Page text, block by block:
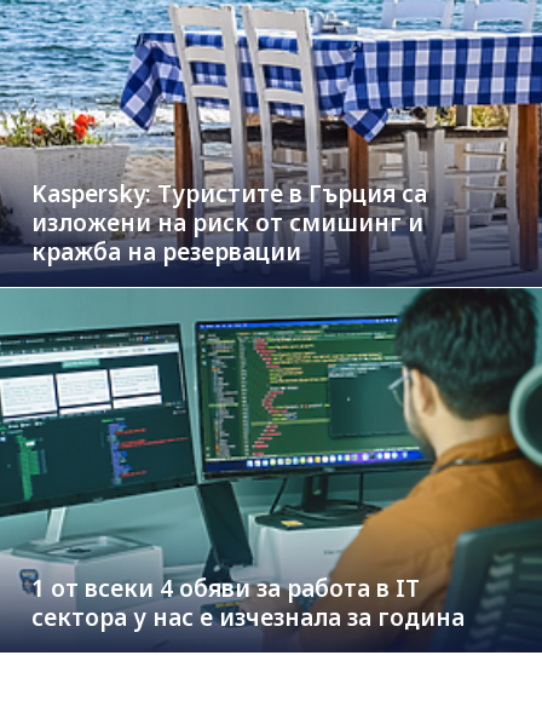
Kaspersky: Туристите в Гърция са
изложени на риск от смишинг и
кражба на резервации
1 от всеки 4 обяви за работа в IT
сектора у нас е изчезнала за година